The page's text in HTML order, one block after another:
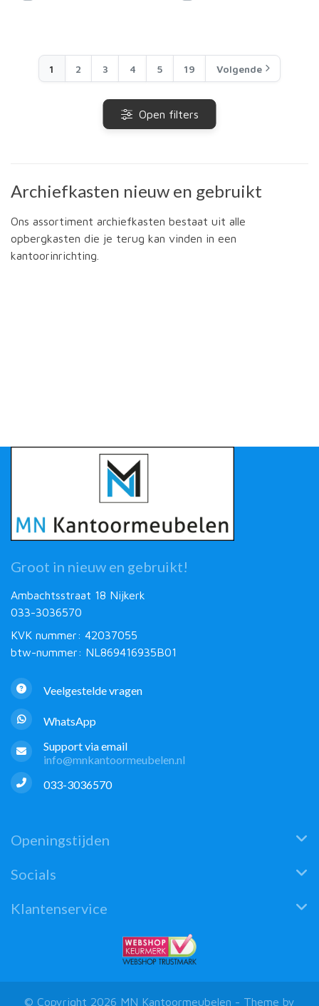
1 2 3 4 5 19 Volgende
Open filters
Archiefkasten nieuw en gebruikt
Ons assortiment archiefkasten bestaat uit alle
opbergkasten die je terug kan vinden in een
kantoorinrichting.
Groot in nieuw en gebruikt!
Ambachtsstraat 18 Nijkerk
033-3036570
KVK nummer: 42037055
btw-nummer: NL869416935B01
Veelgestelde vragen
WhatsApp
Support via email
info@mnkantoormeubelen.nl
033-3036570
Openingstijden
Socials
Klantenservice
© Copyright 2026 MN Kantoormeubelen - Theme by